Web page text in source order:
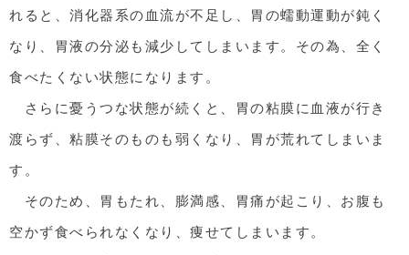
れると、消化器系の血流が不足し、胃の蠕動運動が鈍く
なり、胃液の分泌も減少してしまいます。その為、全く
食べたくない状態になります。
さらに憂うつな状態が続くと、胃の粘膜に血液が行き
渡らず、粘膜そのものも弱くなり、胃が荒れてしまいま
す。
そのため、胃もたれ、膨満感、胃痛が起こり、お腹も
空かず食べられなくなり、痩せてしまいます。